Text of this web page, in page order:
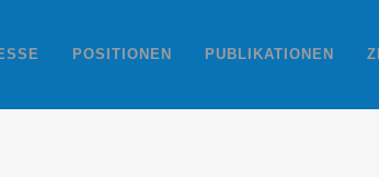
POSITIONEN PUBLIKATIONEN